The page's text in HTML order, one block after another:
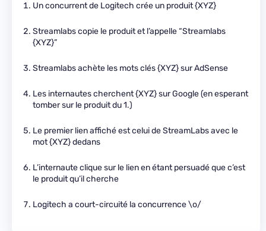
Un concurrent de Logitech crée un produit {XYZ}
Streamlabs copie le produit et l’appelle “Streamlabs
{XYZ}”
Streamlabs achète les mots clés {XYZ} sur AdSense
Les internautes cherchent {XYZ} sur Google (en esperant
tomber sur le produit du 1.)
Le premier lien affiché est celui de StreamLabs avec le
mot {XYZ} dedans
L’internaute clique sur le lien en étant persuadé que c’est
le produit qu’il cherche
Logitech a court-circuité la concurrence \o/